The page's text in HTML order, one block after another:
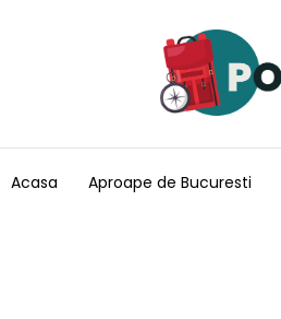
Acasa Aproape de Bucuresti